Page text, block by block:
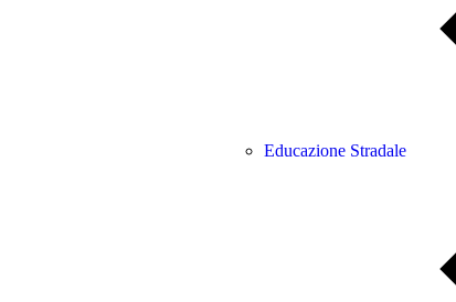
Educazione Stradale